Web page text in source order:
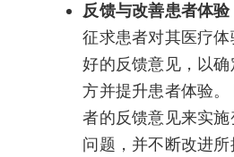
反馈与改善患者体验
征求患者对其医疗
好的反馈意见，以
方并提升患者体验
者的反馈意见来实
问题，并不断改进